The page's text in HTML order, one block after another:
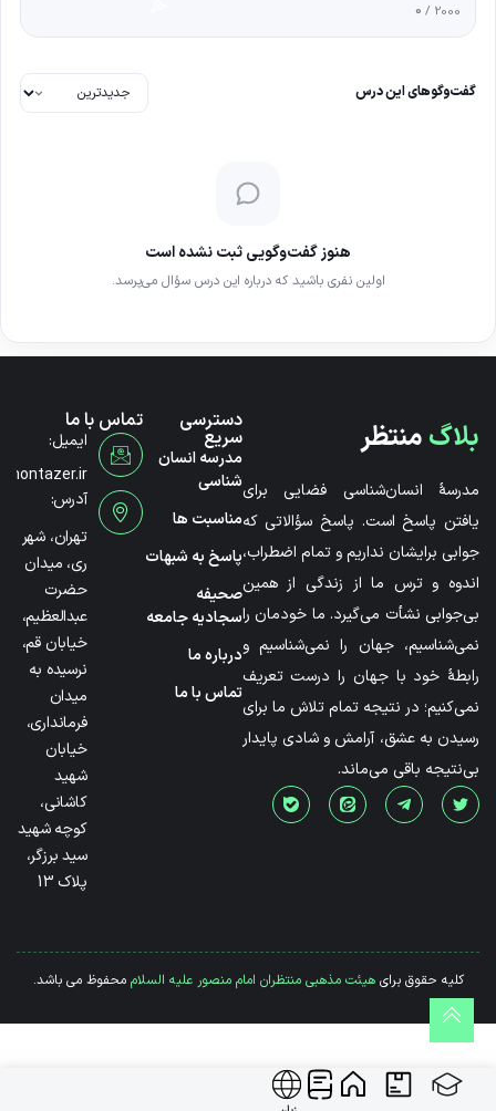
0 / 2000
گفت‌وگوهای این درس
هنوز گفت‌وگویی ثبت نشده است
اولین نفری باشید که درباره این درس سؤال می‌پرسد.
بلاگمنتظر
مدرسۀ انسان‌شناسی فضایی برای
یافتن پاسخ است. پاسخ سؤالاتی که
جوابی برایشان نداریم و تمام اضطراب،
اندوه و ترس ما از زندگی از همین
بی‌جوابی نشأت می‌گیرد. ما خودمان را
نمی‌شناسیم، جهان را نمی‌شناسیم و
رابطۀ خود با جهان را درست تعریف
نمی‌کنیم؛ در نتیجه تمام تلاش ما برای
رسیدن به عشق، آرامش و شادی پایدار
بی‌نتیجه باقی می‌ماند.
دسترسی
سریع
مدرسه انسان
شناسی
مناسبت ها
پاسخ به شبهات
صحیفه
سجادیه جامعه
درباره ما
تماس با ما
تماس با ما
ایمیل:
آدرس:
تهران، شهر
ری، میدان
حضرت
عبدالعظیم،
خیابان قم،
نرسیده به
میدان
فرمانداری،
خیابان
شهید
کاشانی،
کوچه شهید
سید برزگر،
پلاک 13
کلیه حقوق برایهیئت مذهبی منتظران امام منصور علیه السلاممحفوظ می باشد.